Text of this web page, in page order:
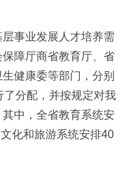
事业发展人才培养需
障厅商省教育厅、省
健康委等部门，分别
分配，并按规定对我
中，全省教育系统安
化和旅游系统安排40